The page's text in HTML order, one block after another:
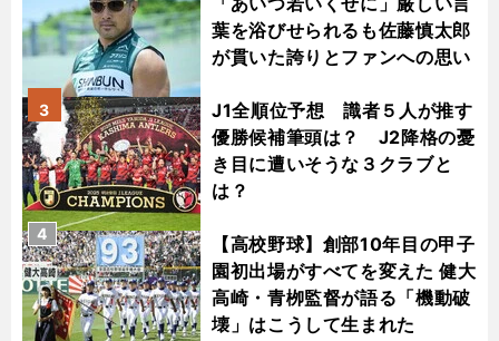
葉を浴びせられるも佐藤慎太郎
が貫いた誇りとファンへの思い
J1全順位予想 識者５人が推す
優勝候補筆頭は？ J2降格の憂
き目に遭いそうな３クラブと
は？
3
【高校野球】創部10年目の甲子
園初出場がすべてを変えた 健大
高崎・青栁監督が語る「機動破
壊」はこうして生まれた
4